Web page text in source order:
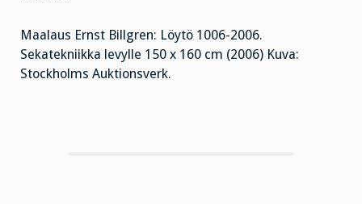
Maalaus Ernst Billgren: Löytö 1006-2006.
Sekatekniikka levylle 150 x 160 cm (2006) Kuva:
Stockholms Auktionsverk.